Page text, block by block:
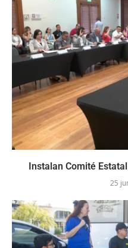
Instalan Comité
25